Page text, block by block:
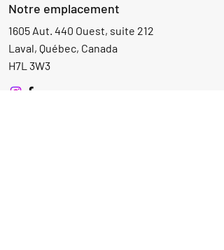
Notre emplacement
1605 Aut. 440 Ouest, suite 212
Laval, Québec, Canada
H7L 3W3